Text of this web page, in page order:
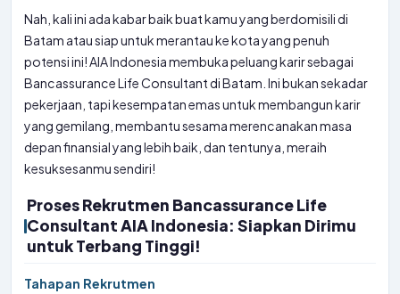
Nah, kali ini ada kabar baik buat kamu yang berdomisili di
Batam atau siap untuk merantau ke kota yang penuh
potensi ini! AIA Indonesia membuka peluang karir sebagai
Bancassurance Life Consultant di Batam. Ini bukan sekadar
pekerjaan, tapi kesempatan emas untuk membangun karir
yang gemilang, membantu sesama merencanakan masa
depan finansial yang lebih baik, dan tentunya, meraih
kesuksesanmu sendiri!
Proses Rekrutmen Bancassurance Life
Consultant AIA Indonesia: Siapkan Dirimu
untuk Terbang Tinggi!
Tahapan Rekrutmen